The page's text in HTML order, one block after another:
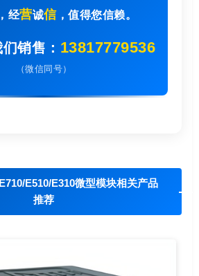
经营诚信，值得您信赖。
销售： 13817779536
（微信同号）
E510/E310微型模块相关产品
推荐